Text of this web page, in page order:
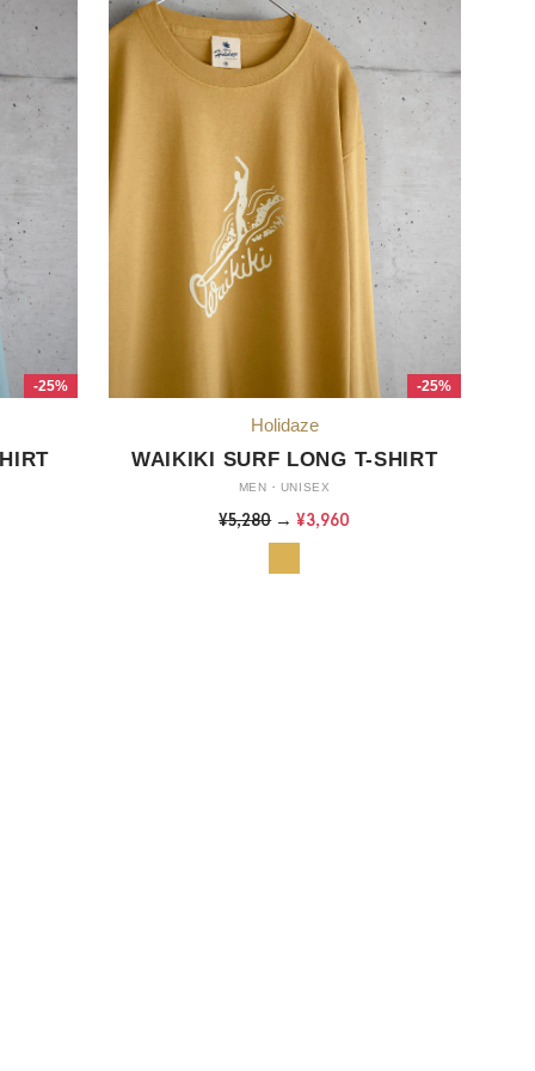
-25% -25%
WAIKIKI SURF LONG T-SHIRT
MEN・UNISEX
¥5,280→¥3,960